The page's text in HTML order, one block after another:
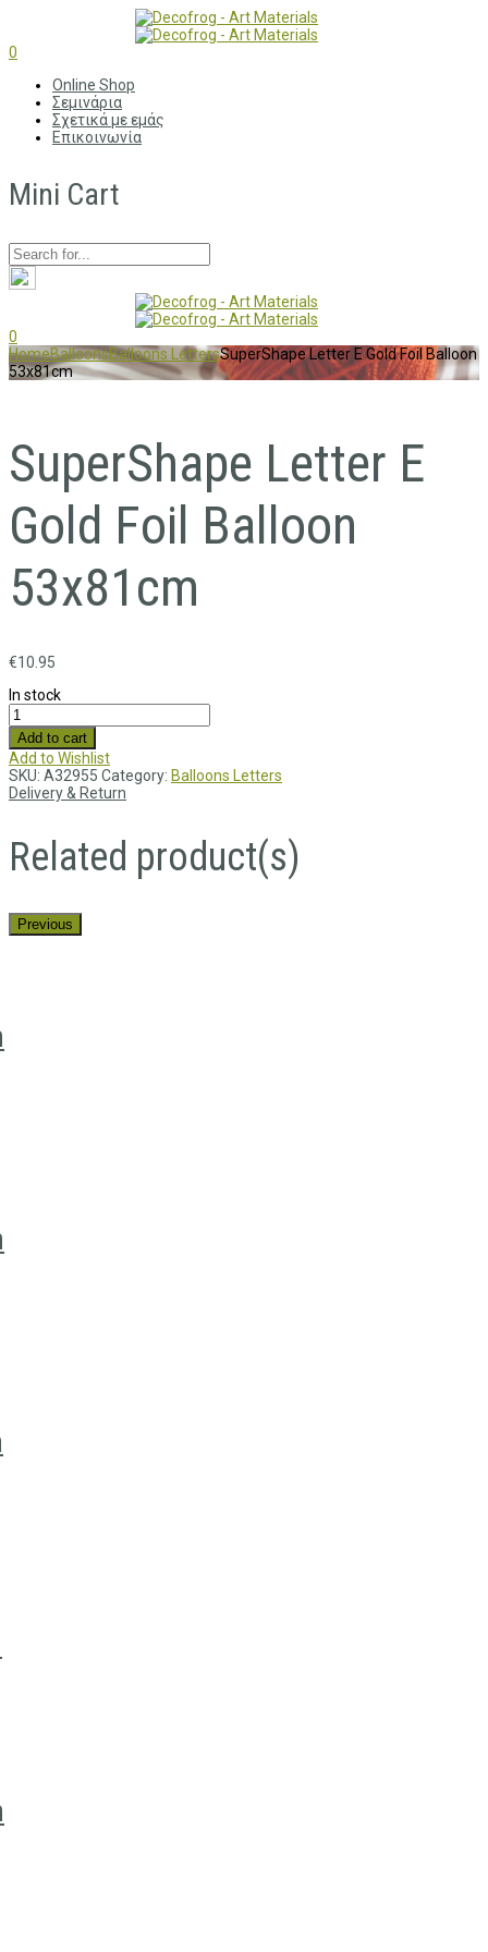
0
Online Shop
Σεμινάρια
Σχετικά με εμάς
Επικοινωνία
Mini Cart
0
HomeBalloonsBalloons LettersSuperShape Letter E Gold Foil Balloon
53x81cm
SuperShape Letter E
Gold Foil Balloon
53x81cm
€10.95
In stock
Add to cart
Add to Wishlist
SKU: A32955 Category: Balloons Letters
Delivery & Return
Related product(s)
Previous